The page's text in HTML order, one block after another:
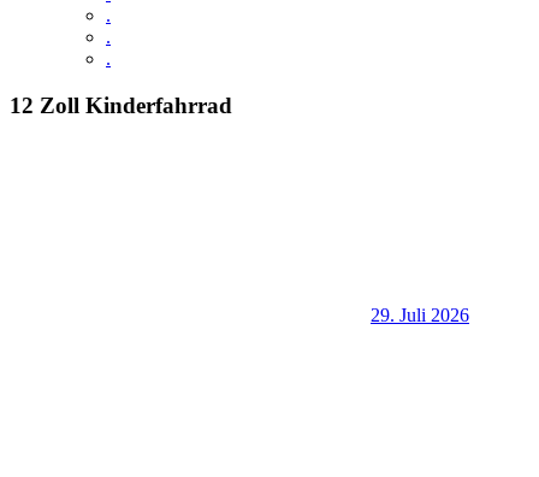
.
.
.
12 Zoll Kinderfahrrad
29. Juli 2026